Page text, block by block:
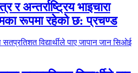
अन्तर्राष्ट्रिय भाइचारा
रूपमा रहेको छ: प्रचण्ड